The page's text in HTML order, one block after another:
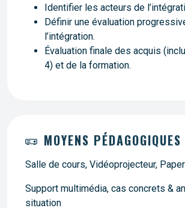
Identifier les acteurs de
Définir une évaluation
l’intégration.
Évaluation finale des acquis
4) et de la formation.
MOYENS PÉDAGOGIQUES
Salle de cours, Vidéoprojecteur,
Support multimédia, cas concrets &
situation